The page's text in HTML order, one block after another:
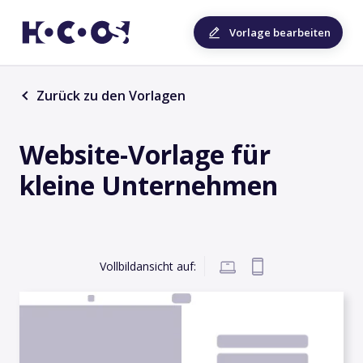
Vorlage bearbeiten
Zurück zu den Vorlagen
Website-Vorlage für
kleine Unternehmen
Vollbildansicht auf: